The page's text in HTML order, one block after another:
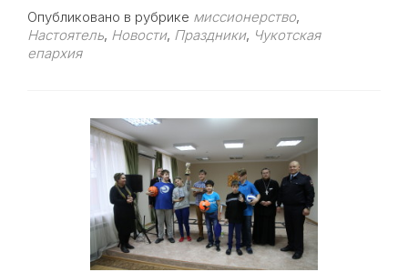
about
В
г.
Анадыря
состоялось
открытие
выставки
«ХХ
век:
Уроки
столетия»
Опубликовано в рубрике миссионерство,
Настоятель, Новости, Праздники, Чукотская
епархия